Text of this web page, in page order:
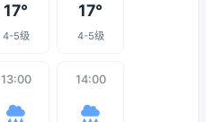
17°
4-5级
17°
4-5级
13:00 14:00